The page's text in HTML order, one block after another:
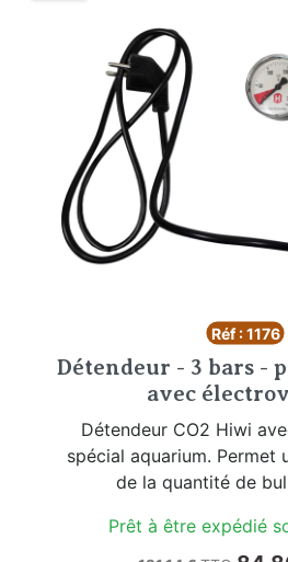
Réf : 1176
Détendeur - 3 bars -
avec
Détendeur CO2 Hiwi
spécial aquarium. Permet
de la quantité de
Prêt à être expédié